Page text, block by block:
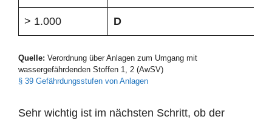
> 1.000 D
Quelle: Verordnung über Anlagen zum Umgang mit
wassergefährdenden Stoffen 1, 2 (AwSV)
§ 39 Gefährdungsstufen von Anlagen
Sehr wichtig ist im nächsten Schritt, ob der